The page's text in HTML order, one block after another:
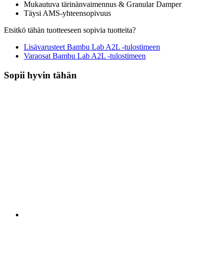
Mukautuva tärinänvaimennus & Granular Damper
Täysi AMS-yhteensopivuus
Etsitkö tähän tuotteeseen sopivia tuotteita?
Lisävarusteet Bambu Lab A2L -tulostimeen
Varaosat Bambu Lab A2L -tulostimeen
Sopii hyvin tähän